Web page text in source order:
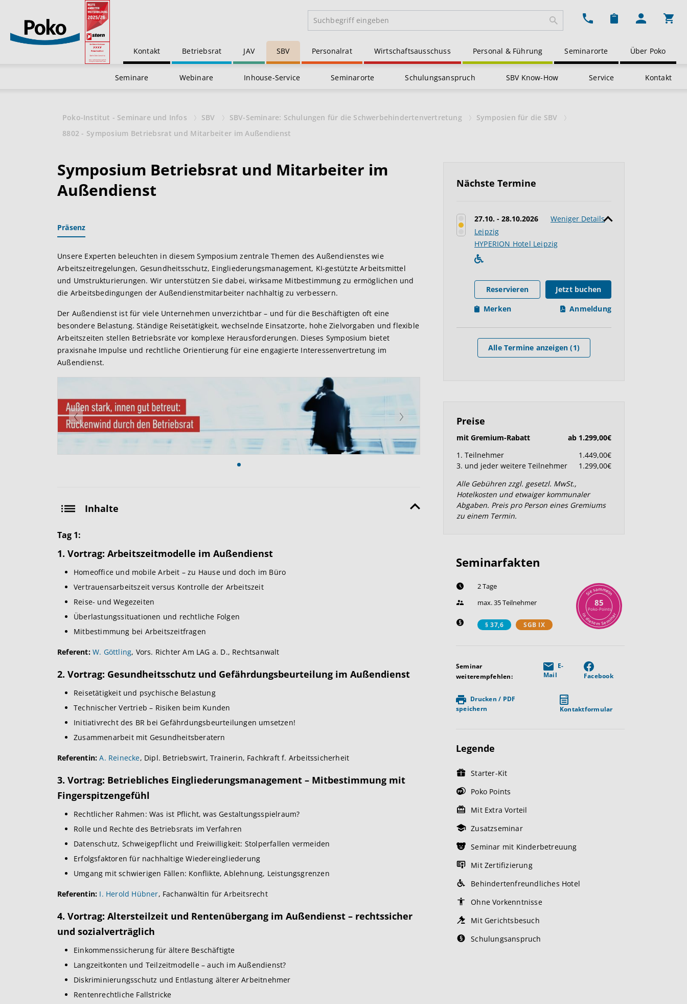
Kontakt Betriebsrat JAV SBV Personalrat Wirtschaftsausschuss Personal & Führung Seminarorte Über Poko
Seminare Webinare Inhouse-Service Seminarorte Schulungsanspruch SBV Know-How Service Kontakt
Poko-Institut - Seminare und Infos SBV SBV-Seminare: Schulungen für die Schwerbehindertenvertretung
Symposien für die SBV
8802 - Symposium Betriebsrat und Mitarbeiter im Außendienst
Symposium Betriebsrat und Mitarbeiter im
Außendienst
Präsenz
Unsere Experten beleuchten in diesem Symposium zentrale Themen des Außendienstes wie
Arbeitszeitregelungen, Gesundheitsschutz, Eingliederungsmanagement, KI-gestützte Arbeitsmittel
und Umstrukturierungen. Wir unterstützen Sie dabei, wirksame Mitbestimmung zu ermöglichen und
die Arbeitsbedingungen der Außendienstmitarbeiter nachhaltig zu verbessern.
Der Außendienst ist für viele Unternehmen unverzichtbar – und für die Beschäftigten oft eine
besondere Belastung. Ständige Reisetätigkeit, wechselnde Einsatzorte, hohe Zielvorgaben und flexible
Arbeitszeiten stellen Betriebsräte vor komplexe Herausforderungen. Dieses Symposium bietet
praxisnahe Impulse und rechtliche Orientierung für eine engagierte Interessenvertretung im
Außendienst.
Zurück Weiter
Inhalte
Tag 1:
1. Vortrag: Arbeitszeitmodelle im Außendienst
Homeoffice und mobile Arbeit – zu Hause und doch im Büro
Vertrauensarbeitszeit versus Kontrolle der Arbeitszeit
Reise- und Wegezeiten
Überlastungssituationen und rechtliche Folgen
Mitbestimmung bei Arbeitszeitfragen
Referent: W. Göttling, Vors. Richter Am LAG a. D., Rechtsanwalt
2. Vortrag: Gesundheitsschutz und Gefährdungsbeurteilung im Außendienst
Reisetätigkeit und psychische Belastung
Technischer Vertrieb – Risiken beim Kunden
Initiativrecht des BR bei Gefährdungsbeurteilungen umsetzen!
Zusammenarbeit mit Gesundheitsberatern
Referentin:A. Reinecke, Dipl. Betriebswirt, Trainerin, Fachkraft f. Arbeitssicherheit
3. Vortrag: Betriebliches Eingliederungsmanagement – Mitbestimmung mit
Fingerspitzengefühl
Rechtlicher Rahmen: Was ist Pflicht, was Gestaltungsspielraum?
Rolle und Rechte des Betriebsrats im Verfahren
Datenschutz, Schweigepflicht und Freiwilligkeit: Stolperfallen vermeiden
Erfolgsfaktoren für nachhaltige Wiedereingliederung
Umgang mit schwierigen Fällen: Konflikte, Ablehnung, Leistungsgrenzen
Referentin: I. Herold Hübner, Fachanwältin für Arbeitsrecht
4. Vortrag: Altersteilzeit und Rentenübergang im Außendienst – rechtssicher
und sozialverträglich
Einkommenssicherung für ältere Beschäftigte
Langzeitkonten und Teilzeitmodelle – auch im Außendienst?
Diskriminierungsschutz und Entlastung älterer Arbeitnehmer
Rentenrechtliche Fallstricke
Nächste Termine
27.10. - 28.10.2026
Leipzig
Weniger Details
HYPERION Hotel Leipzig
Reservieren
Jetzt buchen
Merken
Anmeldung
Alle Termine anzeigen (1)
Preise
mit Gremium-Rabatt
ab 1.299,00€
1. Teilnehmer
1.449,00€
3. und jeder weitere Teilnehmer
1.299,00€
Alle Gebühren zzgl. gesetzl. MwSt.,
Hotelkosten und etwaiger kommunaler
Abgaben. Preis pro Person eines Gremiums
zu einem Termin.
Seminarfakten
2 Tage
max. 35 Teilnehmer
§ 37,6 SGB IX
i
n
d
iesemSemi
n
a
r
S
iesammel
n
85
Poko-Points
Seminar
weiterempfehlen:
E-
Mail
Facebook
Drucken / PDF
speichern
Kontaktformular
Legende
Starter-Kit
Poko Points
Mit Extra Vorteil
Zusatzseminar
Seminar mit Kinderbetreuung
Mit Zertifizierung
Behindertenfreundliches Hotel
Ohne Vorkenntnisse
Mit Gerichtsbesuch
Schulungsanspruch